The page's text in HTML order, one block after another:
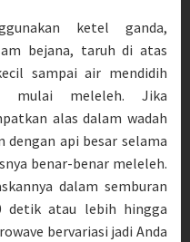
ketel ganda,
bejana, taruh di atas
sampai air mendidih
mulai meleleh. Jika
alas dalam wadah
dengan api besar selama
benar-benar meleleh.
dalam semburan
detik atau lebih hingga
bervariasi jadi Anda